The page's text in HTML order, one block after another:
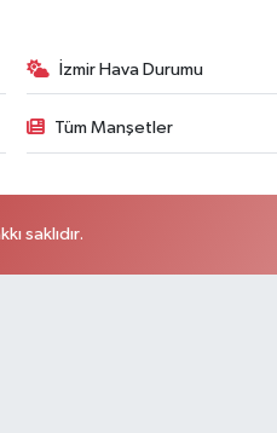
İzmir Hava Durumu
Tüm Manşetler
saklıdır.